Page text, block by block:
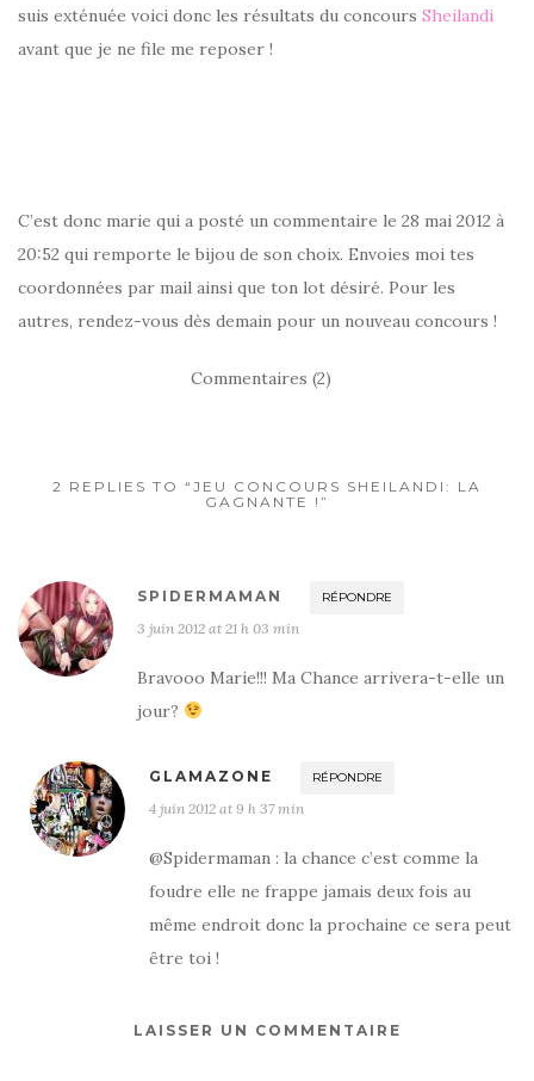
suis exténuée voici donc les résultats du concours Sheilandi
avant que je ne file me reposer !
C’est donc marie qui a posté un commentaire le 28 mai 2012 à
20:52 qui remporte le bijou de son choix. Envoies moi tes
coordonnées par mail ainsi que ton lot désiré. Pour les
autres, rendez-vous dès demain pour un nouveau concours !
Commentaires (2)
2 REPLIES TO “JEU CONCOURS SHEILANDI: LA
GAGNANTE !”
SPIDERMAMAN RÉPONDRE
3 juin 2012 at 21 h 03 min
Bravooo Marie!!! Ma Chance arrivera-t-elle un
jour?
GLAMAZONE RÉPONDRE
4 juin 2012 at 9 h 37 min
@Spidermaman : la chance c’est comme la
foudre elle ne frappe jamais deux fois au
même endroit donc la prochaine ce sera peut
être toi !
LAISSER UN COMMENTAIRE